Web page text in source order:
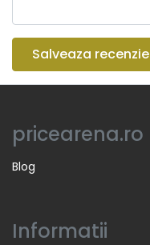
Salveaza recenzie
pricearena.ro
Blog
Informatii